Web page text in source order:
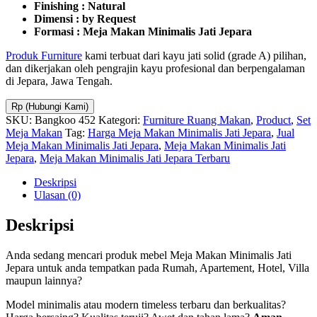
Finishing : Natural
Dimensi : by Request
Formasi : Meja Makan Minimalis Jati Jepara
Produk Furniture kami terbuat dari kayu jati solid (grade A) pilihan,
dan dikerjakan oleh pengrajin kayu profesional dan berpengalaman
di Jepara, Jawa Tengah.
Rp (Hubungi Kami)
SKU: Bangkoo 452 Kategori: Furniture Ruang Makan, Product, Set
Meja Makan Tag: Harga Meja Makan Minimalis Jati Jepara, Jual
Meja Makan Minimalis Jati Jepara, Meja Makan Minimalis Jati
Jepara, Meja Makan Minimalis Jati Jepara Terbaru
Deskripsi
Ulasan (0)
Deskripsi
Anda sedang mencari produk mebel Meja Makan Minimalis Jati
Jepara untuk anda tempatkan pada Rumah, Apartement, Hotel, Villa
maupun lainnya?
Model minimalis atau modern timeless terbaru dan berkualitas?